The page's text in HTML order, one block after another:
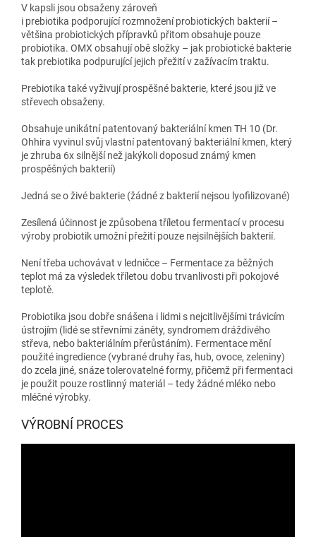
V kapsli jsou obsaženy zároveň
i prebiotika podporující rozmnožení probiotických bakterií –
většina probiotických přípravků přitom obsahuje pouze
probiotika. OMX obsahují obě složky – jak probiotické bakterie
tak prebiotika podpurující jejich přežití v zažívacím traktu.
Prebiotika také vyživují prospěšné bakterie, které jsou již ve
střevech obsaženy.
Obsahuje unikátní patentovaný bakteriální kmen TH 10 (Dr.
Ohhira vyvinul svůj vlastní patentovaný bakteriální kmen, který
je zhruba 6x silnější než jakýkoli doposud známý kmen
prospěšných bakterií)
Jedná se o živé bakterie (žádné z bakterií nejsou lyofilizované)
Zesílená účinnost je způsobena tříletou fermentací v procesu
výroby probiotik umožní přežití pouze nejsilnějších bakterií.
Není třeba uchovávat v ledničce – Fermentace za běžných
teplot má za výsledek tříletou dobu trvanlivosti při pokojové
teplotě.
Probiotika jsou dobře snášena i lidmi s nejcitlivějšími trávicím
ústrojím (lidé se střevními záněty, syndromem dráždivého
střeva, nebo bakteriálním přerůstáním). Fermentace mění
použité ingredience (vybrané druhy řas, hub, ovoce, zeleniny)
do zcela jiné, snáze tolerovatelné formy, přičemž při fermentaci
je použit pouze rostlinný materiál – tedy žádné mléko nebo
mléčné výrobky.
VÝROBNÍ PROCES